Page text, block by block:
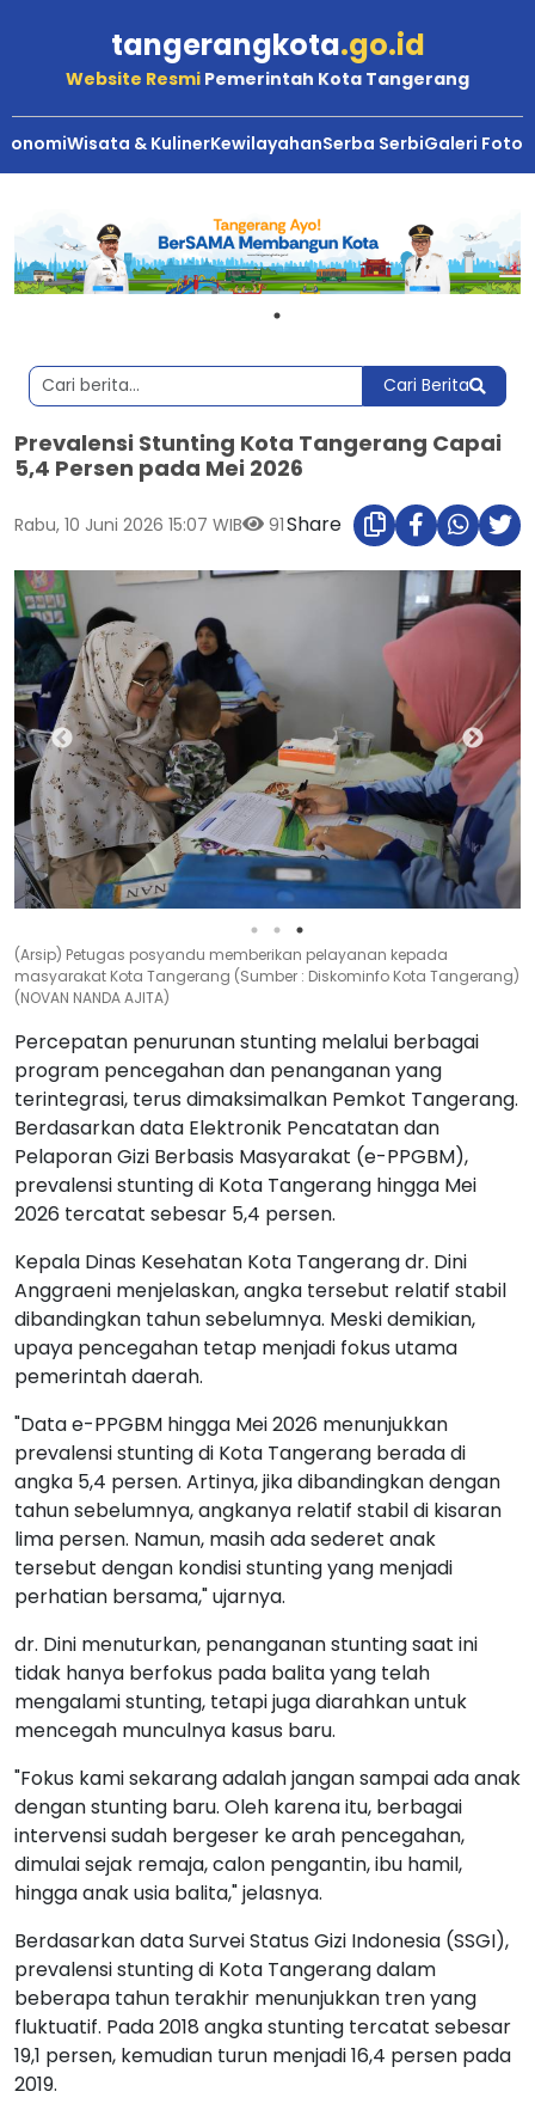
tangerangkota.go.id
Website Resmi Pemerintah Kota Tangerang
Wisata & KulinerKewilayahanSerba SerbiGaleri Foto
Cari Berita
Prevalensi Stunting Kota Tangerang Capai
5,4 Persen pada Mei 2026
Rabu, 10 Juni 2026 15:07 WIB 91Share
(Arsip) Petugas posyandu memberikan pelayanan kepada
masyarakat Kota Tangerang (Sumber : Diskominfo Kota Tangerang)
(NOVAN NANDA AJITA)
Percepatan penurunan stunting melalui berbagai
program pencegahan dan penanganan yang
terintegrasi, terus dimaksimalkan Pemkot Tangerang.
Berdasarkan data Elektronik Pencatatan dan
Pelaporan Gizi Berbasis Masyarakat (e-PPGBM),
prevalensi stunting di Kota Tangerang hingga Mei
2026 tercatat sebesar 5,4 persen.
Kepala Dinas Kesehatan Kota Tangerang dr. Dini
Anggraeni menjelaskan, angka tersebut relatif stabil
dibandingkan tahun sebelumnya. Meski demikian,
upaya pencegahan tetap menjadi fokus utama
pemerintah daerah.
"Data e-PPGBM hingga Mei 2026 menunjukkan
prevalensi stunting di Kota Tangerang berada di
angka 5,4 persen. Artinya, jika dibandingkan dengan
tahun sebelumnya, angkanya relatif stabil di kisaran
lima persen. Namun, masih ada sederet anak
tersebut dengan kondisi stunting yang menjadi
perhatian bersama," ujarnya.
dr. Dini menuturkan, penanganan stunting saat ini
tidak hanya berfokus pada balita yang telah
mengalami stunting, tetapi juga diarahkan untuk
mencegah munculnya kasus baru.
"Fokus kami sekarang adalah jangan sampai ada anak
dengan stunting baru. Oleh karena itu, berbagai
intervensi sudah bergeser ke arah pencegahan,
dimulai sejak remaja, calon pengantin, ibu hamil,
hingga anak usia balita," jelasnya.
Berdasarkan data Survei Status Gizi Indonesia (SSGI),
prevalensi stunting di Kota Tangerang dalam
beberapa tahun terakhir menunjukkan tren yang
fluktuatif. Pada 2018 angka stunting tercatat sebesar
19,1 persen, kemudian turun menjadi 16,4 persen pada
2019.